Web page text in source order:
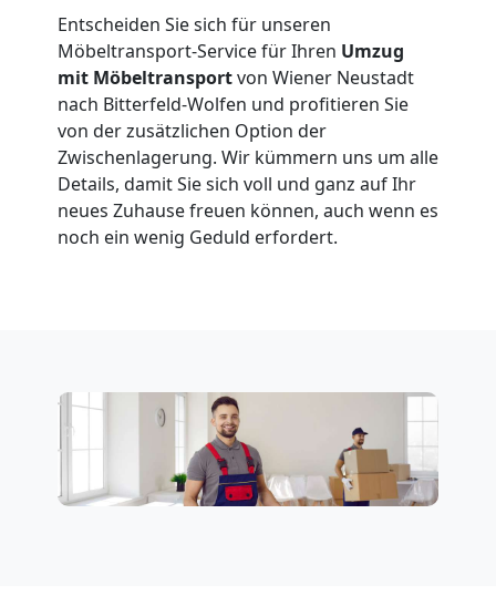
Entscheiden Sie sich für unseren
Möbeltransport-Service für Ihren Umzug
mit Möbeltransportvon Wiener Neustadt
nach Bitterfeld-Wolfen und profitieren Sie
von der zusätzlichen Option der
Zwischenlagerung. Wir kümmern uns um alle
Details, damit Sie sich voll und ganz auf Ihr
neues Zuhause freuen können, auch wenn es
noch ein wenig Geduld erfordert.
Anfrage
Möbeltransport
National
Möbeltransport
Beiladung
National
Beiladung